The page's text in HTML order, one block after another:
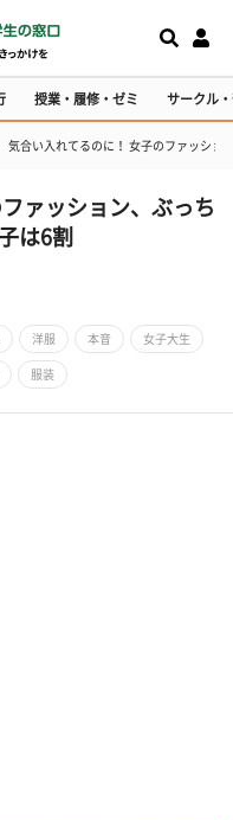
授業・履修・ゼミ サークル
気合い入れてるのに！ 女子のファッショ
ァッション、ぶっち
は6割
洋服 本音 女子大生
服装